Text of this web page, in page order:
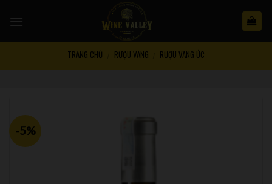
TRANG CHỦ RƯỢU VANG RƯỢU VANG ÚC
-5%